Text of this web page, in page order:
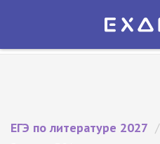
Экзамер — ЕГЭ 2027
ЕГЭ по литературе 2027 /